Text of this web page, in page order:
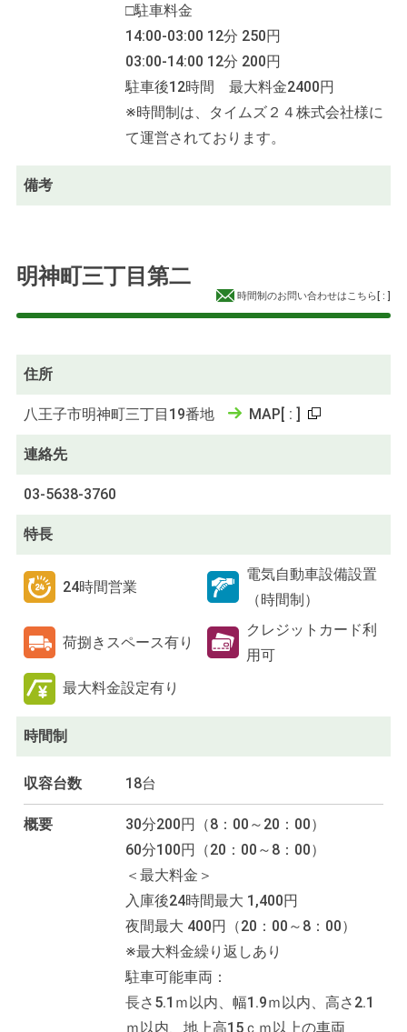
□駐車料金
14:00-03:00 12分 250円
03:00-14:00 12分 200円
駐車後12時間 最大料金2400円
※時間制は、タイムズ２４株式会社様に
て運営されております。
備考
明神町三丁目第二
時間制のお問い合わせはこちら [ :]
住所
八王子市明神町三丁目19番地 MAP [ :]
連絡先
03-5638-3760
特長
24時間営業
電気自動車設備設置
（時間制）
荷捌きスペース有り
クレジットカード利
用可
最大料金設定有り
時間制
収容台数 18台
概要
30分200円（8：00～20：00）
60分100円（20：00～8：00）
＜最大料金＞
入庫後24時間最大 1,400円
夜間最大 400円（20：00～8：00）
※最大料金繰り返しあり
駐車可能車両：
長さ5.1ｍ以内、幅1.9ｍ以内、高さ2.1
ｍ以内、地上高15ｃｍ以上の車両